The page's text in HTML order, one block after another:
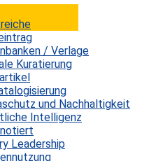
/ Verlage
Kuratierung
und Nachhaltigkeit
Intelligenz
Leadership
auf
nicht nur die
in
liest, sondern